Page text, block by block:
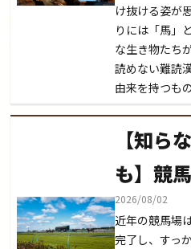
け抜ける姿が
りには「馬」
な生き物たち
読めない難読
由来を持つも
【知ら
も】競
2026/08/02
近年の競馬場
完了し、すっ